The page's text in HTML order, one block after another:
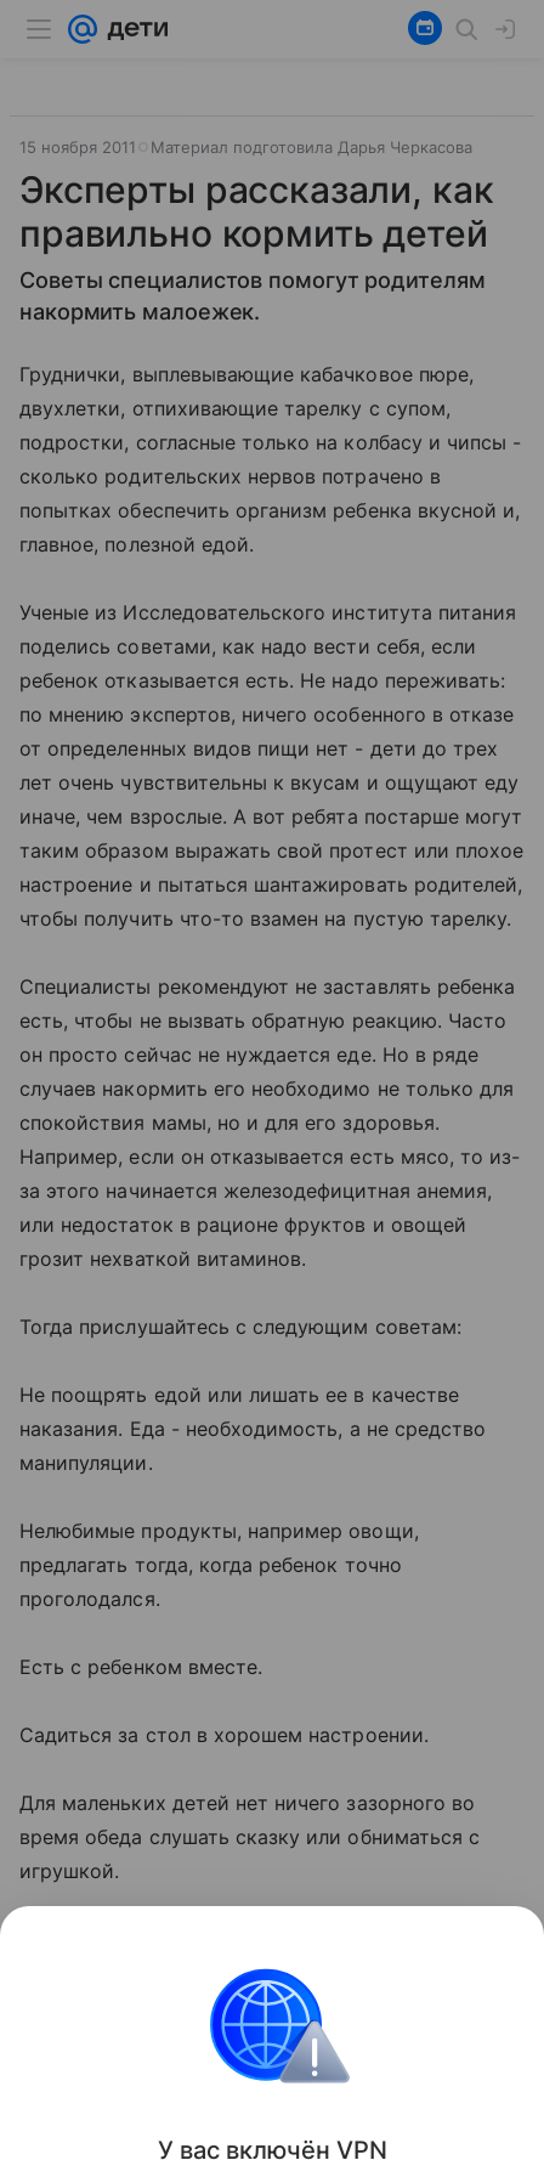
15 ноября 2011 Материал подготовила Дарья Черкасова
Эксперты рассказали, как
правильно кормить детей
Советы специалистов помогут родителям
накормить малоежек.
Груднички, выплевывающие кабачковое пюре,
двухлетки, отпихивающие тарелку с супом,
подростки, согласные только на колбасу и чипсы -
сколько родительских нервов потрачено в
попытках обеспечить организм ребенка вкусной и,
главное, полезной едой.
Ученые из Исследовательского института питания
поделись советами, как надо вести себя, если
ребенок отказывается есть. Не надо переживать:
по мнению экспертов, ничего особенного в отказе
от определенных видов пищи нет - дети до трех
лет очень чувствительны к вкусам и ощущают еду
иначе, чем взрослые. А вот ребята постарше могут
таким образом выражать свой протест или плохое
настроение и пытаться шантажировать родителей,
чтобы получить что-то взамен на пустую тарелку.
Специалисты рекомендуют не заставлять ребенка
есть, чтобы не вызвать обратную реакцию. Часто
он просто сейчас не нуждается еде. Но в ряде
случаев накормить его необходимо не только для
спокойствия мамы, но и для его здоровья.
Например, если он отказывается есть мясо, то из-
за этого начинается железодефицитная анемия,
или недостаток в рационе фруктов и овощей
грозит нехваткой витаминов.
Тогда прислушайтесь с следующим советам:
Не поощрять едой или лишать ее в качестве
наказания. Еда - необходимость, а не средство
манипуляции.
Нелюбимые продукты, например овощи,
предлагать тогда, когда ребенок точно
проголодался.
Есть с ребенком вместе.
Садиться за стол в хорошем настроении.
Для маленьких детей нет ничего зазорного во
время обеда слушать сказку или обниматься с
игрушкой.
пищи, чтобы им было интересно попробовать
результаты своего труда.
И не забывайте красиво оформлять содержимое
У вас включён VPN